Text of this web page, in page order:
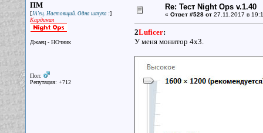
ПМ
[JA'ец. Настоящий. Одна штука :]
Кардинал
Джаец - НОчник
Пол:
Репутация: +712
Re: Тест Night Ops v.1.40
« Ответ #528 от27.11.2017 в
2Luficer:
У меня монитор 4х3.